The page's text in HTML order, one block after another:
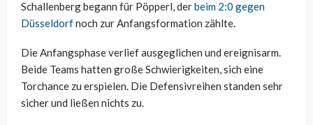
Schallenberg begann für Pöpperl, derbeim 2:0 gegen
Düsseldorfnoch zur Anfangsformation zählte.
Die Anfangsphase verlief ausgeglichen und ereignisarm.
Beide Teams hatten große Schwierigkeiten, sich eine
Torchance zu erspielen. Die Defensivreihen standen sehr
sicher und ließen nichts zu.